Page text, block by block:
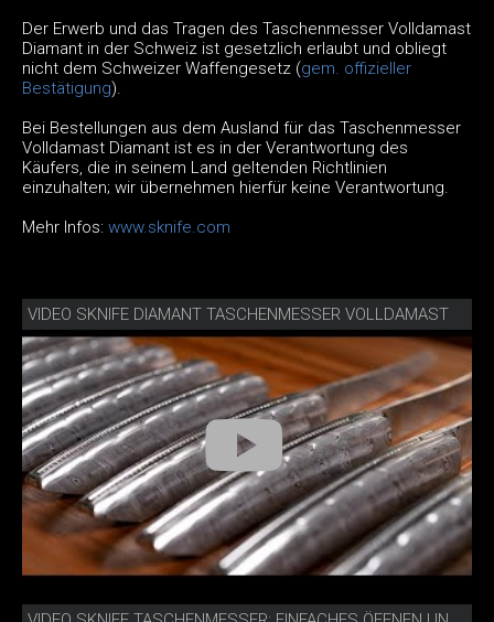
Der Erwerb und das Tragen des Taschenmesser Volldamast
Diamant in der Schweiz ist gesetzlich erlaubt und obliegt
nicht dem Schweizer Waffengesetz (gem. offizieller
Bestätigung).
Bei Bestellungen aus dem Ausland für das Taschenmesser
Volldamast Diamant ist es in der Verantwortung des
Käufers, die in seinem Land geltenden Richtlinien
einzuhalten; wir übernehmen hierfür keine Verantwortung.
Mehr Infos: www.sknife.com
VIDEO SKNIFE DIAMANT TASCHENMESSER VOLLDAMAST